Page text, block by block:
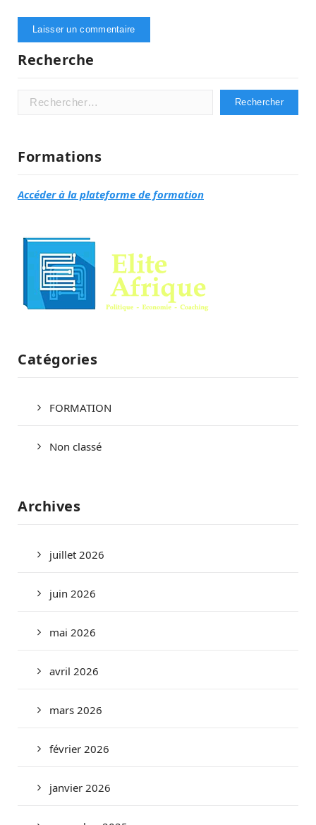
Recherche
Rechercher :
Formations
Accéder à la plateforme de formation
Catégories
FORMATION
Non classé
Archives
juillet 2026
juin 2026
mai 2026
avril 2026
mars 2026
février 2026
janvier 2026